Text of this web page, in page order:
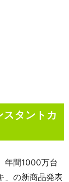
タントカ
年間1000万台
」の新商品発表